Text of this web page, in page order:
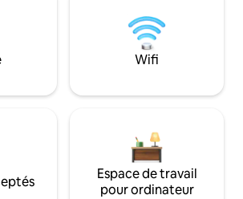
Wifi
Espace de travail
pour ordinateur